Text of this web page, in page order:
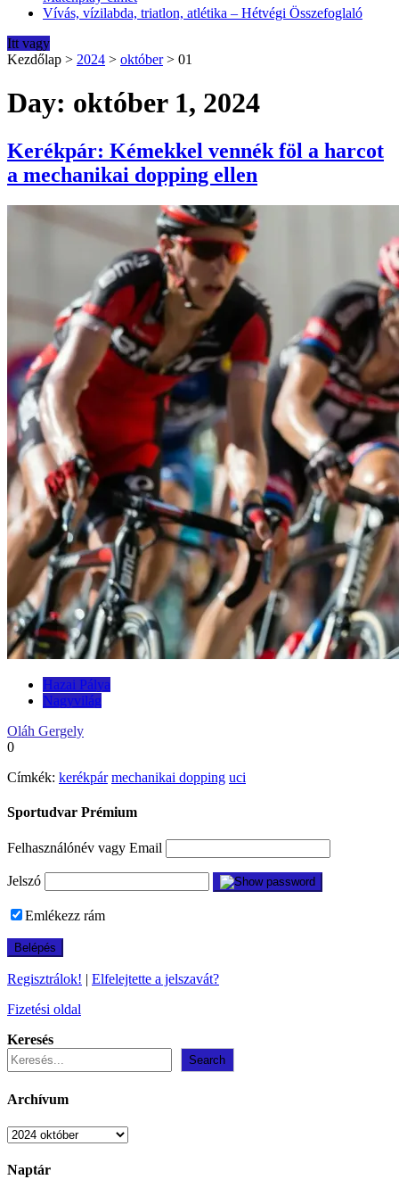
Vívás, vízilabda, triatlon, atlétika – Hétvégi Összefoglaló
Itt vagy
Kezdőlap > 2024 > október > 01
Day: október 1, 2024
Kerékpár: Kémekkel vennék föl a harcot
a mechanikai dopping ellen
Hazai Pálya
Nagyvilág
Oláh Gergely
0
Címkék: kerékpár mechanikai dopping uci
Sportudvar Prémium
Felhasználónév vagy Email
Jelszó
Emlékezz rám
Regisztrálok! | Elfelejtette a jelszavát?
Fizetési oldal
Keresés
Search
Archívum
Archívum
Naptár